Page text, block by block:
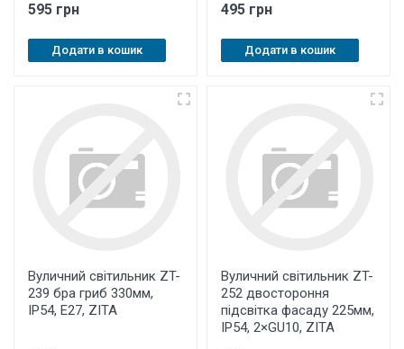
595 грн
Додати в кошик
495 грн
Додати в кошик
Вуличний світильник ZT-
239 бра гриб 330мм,
IP54, E27, ZITA
Вуличний світильник ZT-
252 двостороння
підсвітка фасаду 225мм,
IP54, 2×GU10, ZITA